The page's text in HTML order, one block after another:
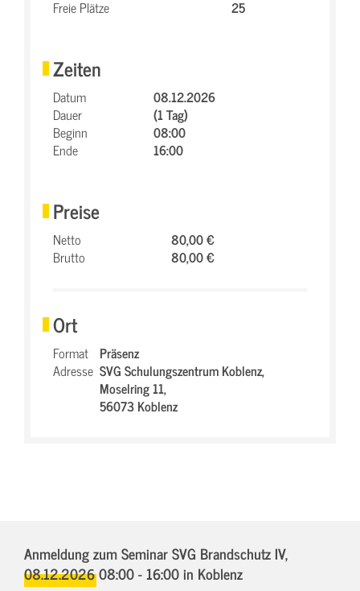
Freie Plätze
25
Zeiten
Datum
08.12.2026
Dauer
(1 Tag)
Beginn
08:00
Ende
16:00
Preise
Netto
80,00 €
Brutto
80,00 €
Ort
Format Präsenz
Adresse SVG Schulungszentrum Koblenz,
Moselring 11,
56073 Koblenz
Anmeldung zum Seminar SVG Brandschutz IV,
08.12.2026 08:00 - 16:00in Koblenz